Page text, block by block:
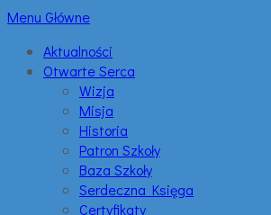
Menu Główne
Aktualności
Otwarte Serca
Wizja
Misja
Historia
Patron Szkoły
Baza Szkoły
Serdeczna Księga
Certyfikaty